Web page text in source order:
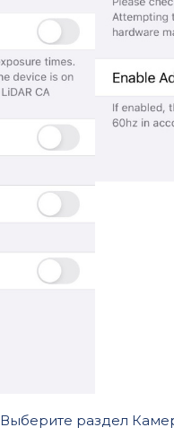
Выберите раздел